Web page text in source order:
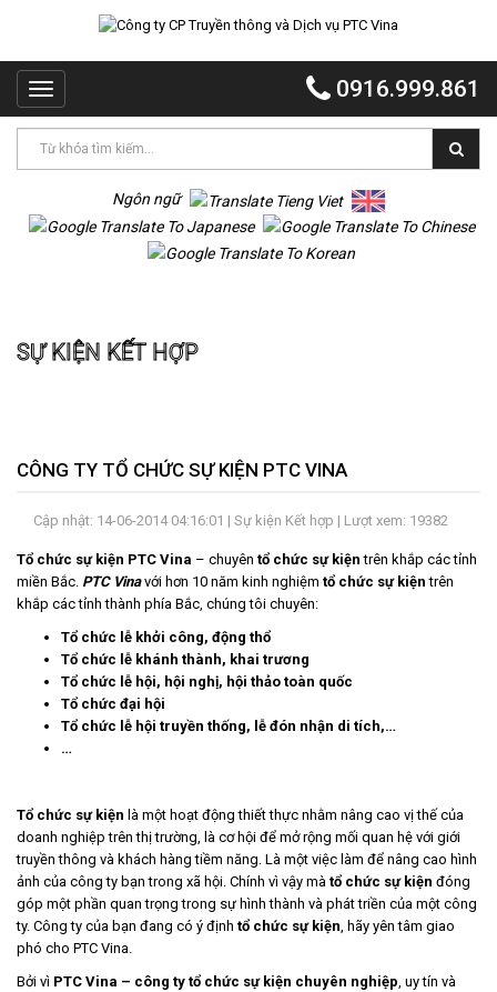
Toggle
navigation
0916.999.861
PTC
PTC
PTC
VOI
DỰ
LIÊN
HỆ
Ngôn ngữ
SỰ KIỆN KẾT HỢP
CÔNG TY TỔ CHỨC SỰ KIỆN PTC VINA
Cập nhật: 14-06-2014 04:16:01 | Sự kiện Kết hợp | Lượt xem: 19382
Tổ chức sự kiện PTC Vina – chuyên tổ chức sự kiện trên khắp các tỉnh
miền Bắc. PTC Vinavới hơn 10 năm kinh nghiệm tổ chức sự kiện trên
khắp các tỉnh thành phía Bắc, chúng tôi chuyên:
Tổ chức lễ khởi công, động thổ
Tổ chức lễ khánh thành, khai trương
Tổ chức lễ hội, hội nghị, hội thảo toàn quốc
Tổ chức đại hội
Tổ chức lễ hội truyền thống, lễ đón nhận di tích,…
…
Tổ chức sự kiện là một hoạt động thiết thực nhằm nâng cao vị thế của
doanh nghiệp trên thị trường, là cơ hội để mở rộng mối quan hệ với giới
truyền thông và khách hàng tiềm năng. Là một việc làm để nâng cao hình
ảnh của công ty bạn trong xã hội. Chính vì vậy mà tổ chức sự kiện đóng
góp một phần quan trọng trong sự hình thành và phát triền của một công
ty. Công ty của bạn đang có ý định tổ chức sự kiện, hãy yên tâm giao
phó cho PTC Vina.
Bởi vì PTC Vina – công ty tổ chức sự kiện chuyên nghiệp, uy tín và